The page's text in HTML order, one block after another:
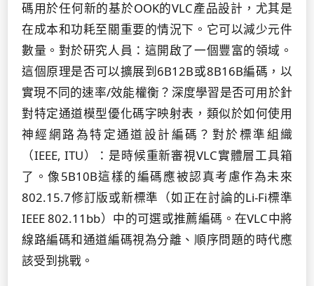
碼用於任何新的基於OOK的VLC產品設計，尤其是
在成本和功耗至關重要的情況下。它可以減少元件
數量。對於研究人員：這開啟了一個豐富的領域。
這個原理是否可以擴展到6B12B或8B16B編碼，以
實現不同的速率/效能權衡？深度學習是否可用於針
對特定通道模型優化碼字映射表，類似於如何使用
神經網路為特定通道設計編碼？對於標準組織
（IEEE, ITU）：是時候重新審視VLC實體層工具箱
了。像5B10B這樣的編碼應被認真考慮作為未來
802.15.7修訂版或新標準（如正在討論的Li-Fi標準
IEEE 802.11bb）中的可選或推薦編碼。在VLC中將
線路編碼和通道編碼視為分離、順序問題的時代應
該受到挑戰。